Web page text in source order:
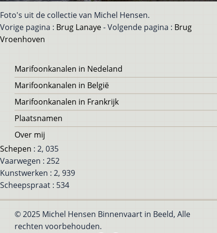
Foto's uit de collectie van Michel Hensen.
Vorige pagina : Brug Lanaye- Volgende pagina : Brug
Vroenhoven
Voet
Marifoonkanalen in Nedeland
Marifoonkanalen in België
Marifoonkanalen in Frankrijk
Plaatsnamen
Over mij
Schepen : 2, 035
Vaarwegen : 252
Kunstwerken : 2, 939
Scheepspraat : 534
© 2025 Michel Hensen Binnenvaart in Beeld, Alle
rechten voorbehouden.